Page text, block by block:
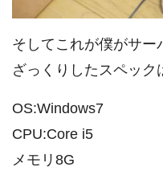
そしてこれが僕がサー
ざっくりしたスペック
OS:Windows7
CPU:Core i5
メモリ8G